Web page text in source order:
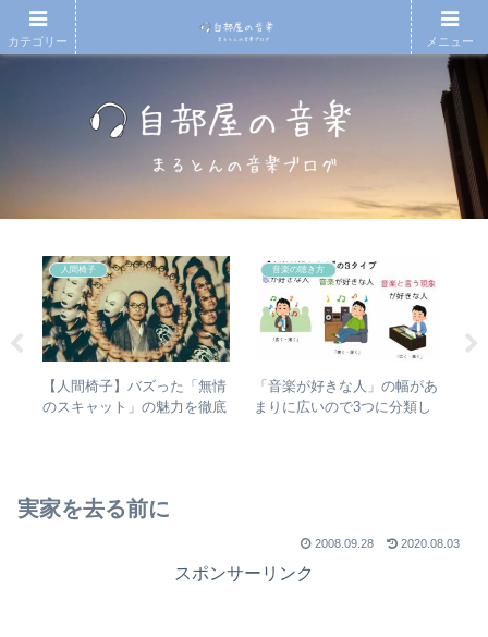
人間椅子
【人間椅子】バズった「無情
のスキャット」の魅力を徹底
音楽の聴き方
「音楽が好きな人」の幅があ
まりに広いので3つに分類し
実家を去る前に
2008.09.28 2020.08.03
スポンサーリンク
カテゴリー メニュー